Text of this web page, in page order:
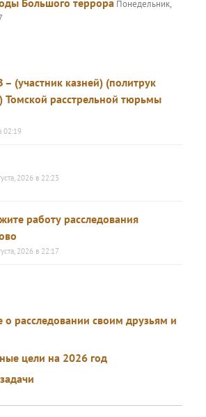
Большого террора Понедельник,
(участник казней) (политрук
Томской расстрельной тюрьмы
02:19
2026 в 22:23
работу расследования
2026 в 22:17
о расследовании своим друзьям и
цели на 2026 год